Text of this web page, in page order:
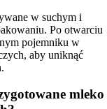
w suchym i
Po otwarciu
pojemniku w
aby uniknąć
mleko